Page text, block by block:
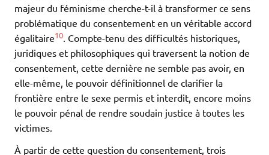
majeur du féminisme cherche-t-il à transformer ce sens
problématique du consentement en un véritable accord
égalitaire10. Compte-tenu des difficultés historiques,
juridiques et philosophiques qui traversent la notion de
consentement, cette dernière ne semble pas avoir, en
elle-même, le pouvoir définitionnel de clarifier la
frontière entre le sexe permis et interdit, encore moins
le pouvoir pénal de rendre soudain justice à toutes les
victimes.
À partir de cette question du consentement, trois